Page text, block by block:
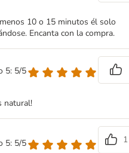
10 o 15 minutos él solo
Encanta con la compra.
5: 5/5
natural!
5: 5/5
1